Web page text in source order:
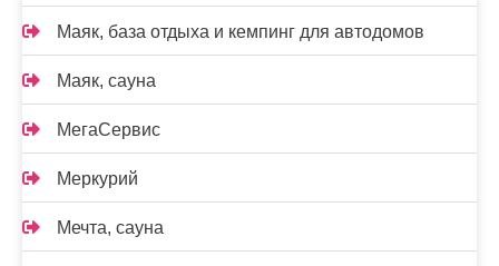
Маяк, база отдыха и кемпинг для автодомов
Маяк, сауна
МегаСервис
Меркурий
Мечта, сауна